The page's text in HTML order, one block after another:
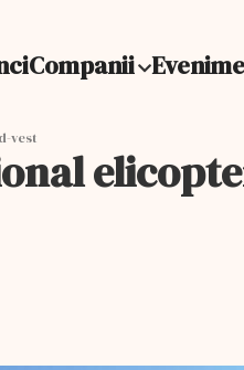
Companii
vest